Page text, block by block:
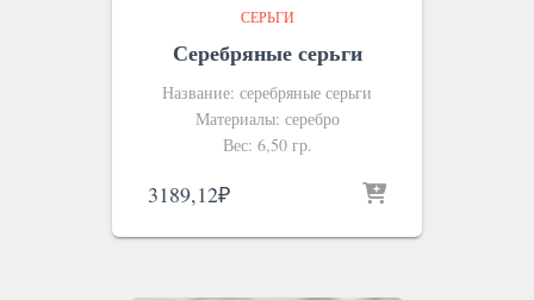
СЕРЬГИ
Серебряные серьги
Название: серебряные серьги
Материалы: серебро
Вес: 6,50 гр.
3189,12₽